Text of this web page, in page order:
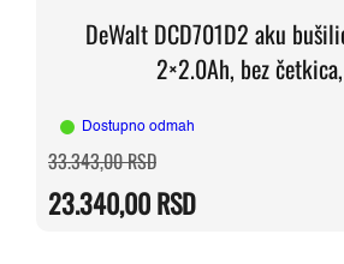
DeWalt DCD701D2 aku
2×2.0Ah, bez
Dostupno odmah
33.343,00RSDOriginalna
cena
bila:
33.343,00 RSD.
23.340,00RSD
Trenutna
cena
23.340,00 RSD.